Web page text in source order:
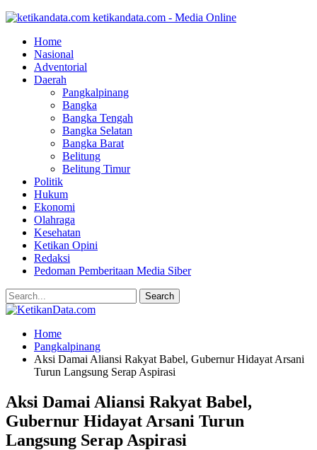
ketikandata.com - Media Online
Home
Nasional
Adventorial
Daerah
Pangkalpinang
Bangka
Bangka Tengah
Bangka Selatan
Bangka Barat
Belitung
Belitung Timur
Politik
Hukum
Ekonomi
Olahraga
Kesehatan
Ketikan Opini
Redaksi
Pedoman Pemberitaan Media Siber
Home
Pangkalpinang
Aksi Damai Aliansi Rakyat Babel, Gubernur Hidayat Arsani
Turun Langsung Serap Aspirasi
Aksi Damai Aliansi Rakyat Babel,
Gubernur Hidayat Arsani Turun
Langsung Serap Aspirasi